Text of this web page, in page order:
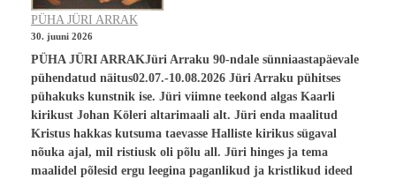
PÜHA JÜRI ARRAK
30. juuni 2026
PÜHA JÜRI ARRAKJüri Arraku 90-ndale sünniaastapäevale
pühendatud näitus02.07.-10.08.2026 Jüri Arraku pühitses
pühakuks kunstnik ise. Jüri viimne teekond algas Kaarli
kirikust Johan Köleri altarimaali alt. Jüri enda maalitud
Kristus hakkas kutsuma taevasse Halliste kirikus sügaval
nõuka ajal, mil ristiusk oli põlu all. Jüri hinges ja tema
maalidel põlesid ergu leegina paganlikud ja kristlikud ideed